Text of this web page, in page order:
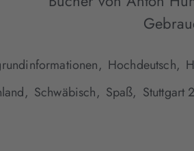
Hochdeutsch,
Schwäbisch, Spaß, Stuttgart